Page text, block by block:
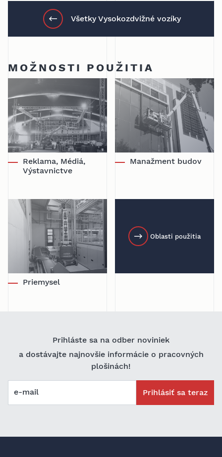
Všetky Vysokozdvižné vozíky
MOŽNOSTI POUŽITIA
Reklama, Médiá,
Výstavnictve
Manažment budov
Priemysel
Oblasti použitia
Prihláste sa na odber noviniek
a dostávajte najnovšie informácie o pracovných
plošinách!
e-mail Prihlásiť sa teraz